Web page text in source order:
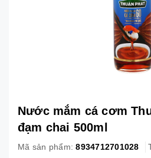
Nước mắm cá cơm
đạm chai 500ml
Mã sản phẩm: 8934712701028